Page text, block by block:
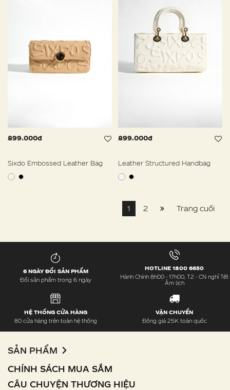
899.000đ
Sixdo Embossed Leather Bag
899.000đ
Leather Structured Handbag
1 2 Trang cuối
6 NGÀY ĐỔI SẢN PHẨM
Đổi sản phẩm trong 6 ngày
HOTLINE 1800 6650
Hành Chính 8h00 - 17h00, T2 - CN nghỉ Tết
Âm lịch
HỆ THỐNG CỬA HÀNG
80 cửa hàng trên toàn hệ thống
VẬN CHUYỂN
Đồng giá 25K toàn quốc
SẢN PHẨM
CHÍNH SÁCH MUA SẮM
CÂU CHUYỆN THƯƠNG HIỆU